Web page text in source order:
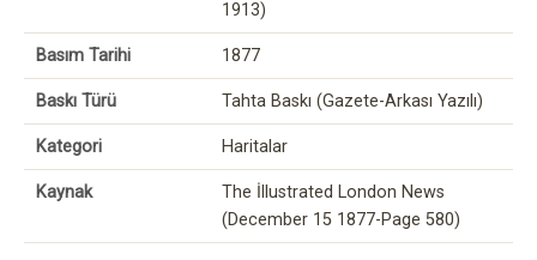
1913)
Basım Tarihi 1877
Baskı Türü Tahta Baskı (Gazete-Arkası Yazılı)
Kategori Haritalar
Kaynak
The İllustrated London News
(December 15 1877-Page 580)